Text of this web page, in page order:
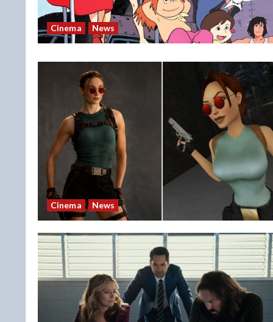
Cinema News
Cinema News